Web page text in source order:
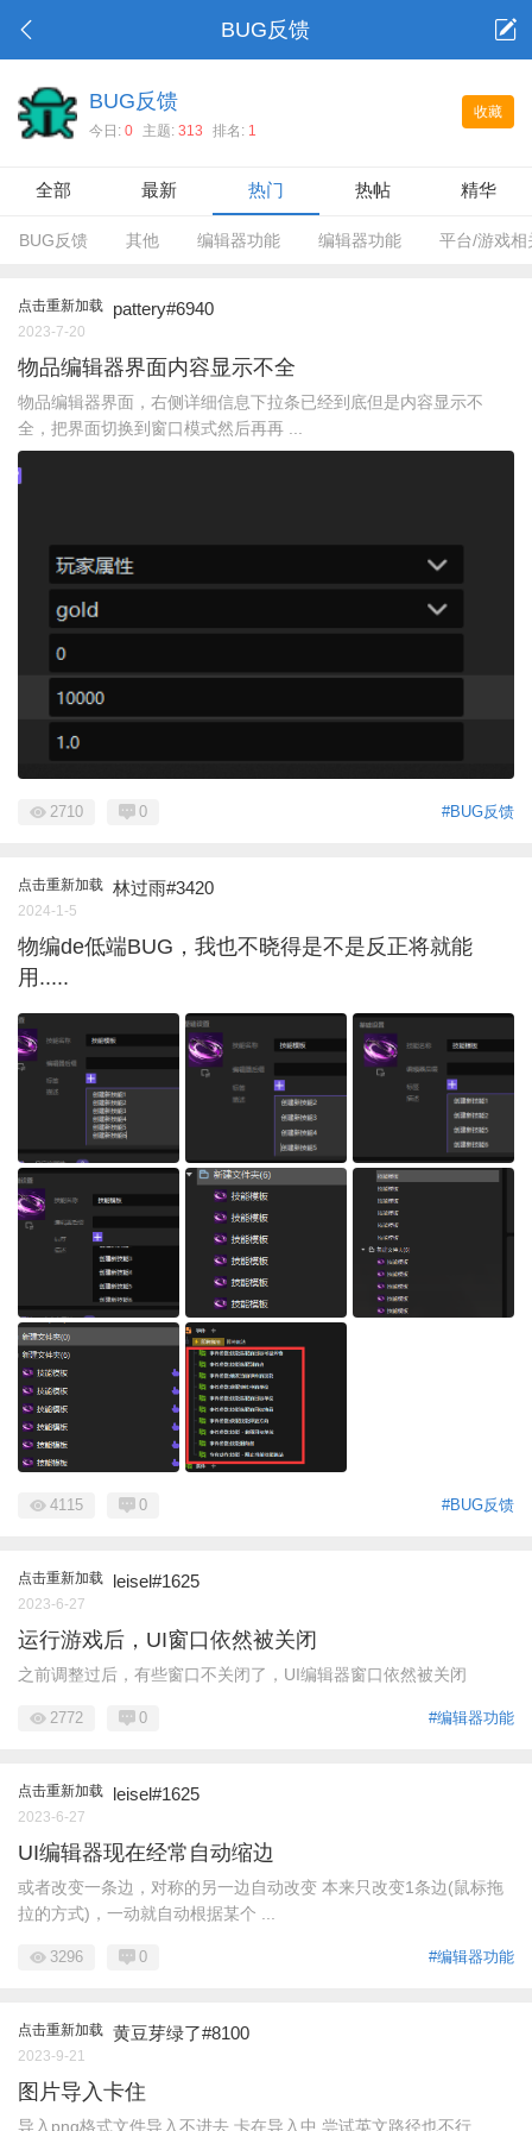
BUG反馈
收藏
BUG反馈
今日: 0 主题: 313 排名: 1
全部 最新 热门 热帖 精华
BUG反馈 其他 编辑器功能 编辑器功能 平台/游戏相
点击重新加载 pattery#6940
2023-7-20
物品编辑器界面内容显示不全
物品编辑器界面，右侧详细信息下拉条已经到底但是内容显示不
全，把界面切换到窗口模式然后再再 ...
#BUG反馈
2710 0
点击重新加载 林过雨#3420
2024-1-5
物编de低端BUG，我也不晓得是不是反正将就能
用.....
#BUG反馈
4115 0
点击重新加载 leisel#1625
2023-6-27
运行游戏后，UI窗口依然被关闭
之前调整过后，有些窗口不关闭了，UI编辑器窗口依然被关闭
#编辑器功能
2772 0
点击重新加载 leisel#1625
2023-6-27
UI编辑器现在经常自动缩边
或者改变一条边，对称的另一边自动改变 本来只改变1条边(鼠标拖
拉的方式)，一动就自动根据某个 ...
#编辑器功能
3296 0
点击重新加载 黄豆芽绿了#8100
2023-9-21
图片导入卡住
导入png格式文件导入不进去 卡在导入中 尝试英文路径也不行